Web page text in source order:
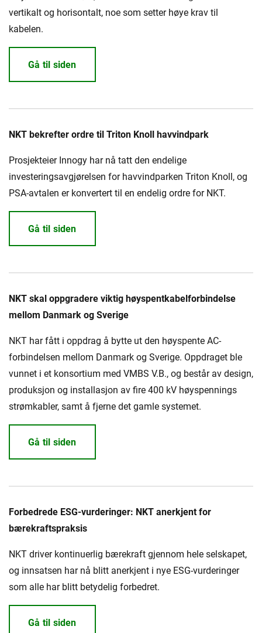
vertikalt og horisontalt, noe som setter høye krav til
kabelen.
Gå til siden
NKT bekrefter ordre til Triton Knoll havvindpark
Prosjekteier Innogy har nå tatt den endelige
investeringsavgjørelsen for havvindparken Triton Knoll, og
PSA-avtalen er konvertert til en endelig ordre for NKT.
Gå til siden
NKT skal oppgradere viktig høyspentkabelforbindelse
mellom Danmark og Sverige
NKT har fått i oppdrag å bytte ut den høyspente AC-
forbindelsen mellom Danmark og Sverige. Oppdraget ble
vunnet i et konsortium med VMBS V.B., og består av design,
produksjon og installasjon av fire 400 kV høyspennings
strømkabler, samt å fjerne det gamle systemet.
Gå til siden
Forbedrede ESG-vurderinger: NKT anerkjent for
bærekraftspraksis
NKT driver kontinuerlig bærekraft gjennom hele selskapet,
og innsatsen har nå blitt anerkjent i nye ESG-vurderinger
som alle har blitt betydelig forbedret.
Gå til siden